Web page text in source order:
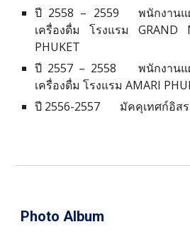
ปี 2558 – 2559 พนักงานแผ
เครื่องดื่ม
โรงแรม GRAND
PHUKET
ปี 2557 – 2558 พนักงานแผ
เครื่องดื่ม โรงแรม AMARI
ปี 2556-2557 มัคคุเทศก์อิสร
Photo Album